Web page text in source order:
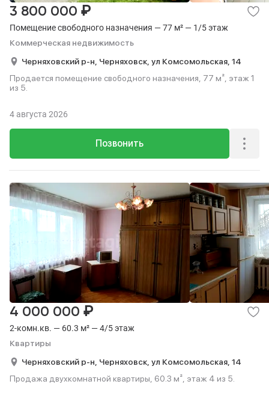
Помещение свободного назначения — 77 м² — 1/5 этаж
Коммерческая недвижимость
3 800 000 ₽
Черняховский р-н, Черняховск, ул Комсомольская, 14
Продается помещение свободного назначения, 77 м², этаж 1
из 5.
Позвонить
4 августа 2026
2-комн.кв. — 60.3 м² — 4/5 этаж
Квартиры
4 000 000 ₽
Черняховский р-н, Черняховск, ул Комсомольская, 14
Продажа двухкомнатной квартиры, 60.3 м², этаж 4 из 5.